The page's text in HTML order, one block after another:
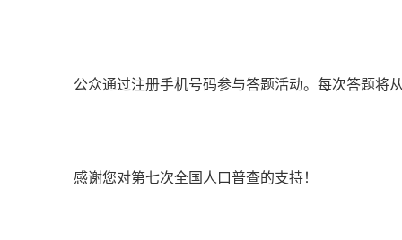
公众通过注册手机号码参与答题活动。每次答题将
感谢您对第七次全国人口普查的支持！